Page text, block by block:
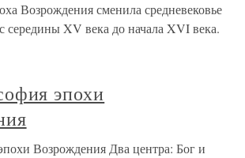
Возрождения сменила средневековье
середины XV века до начала XVI века.
эпохи
Возрождения Два центра: Бог и